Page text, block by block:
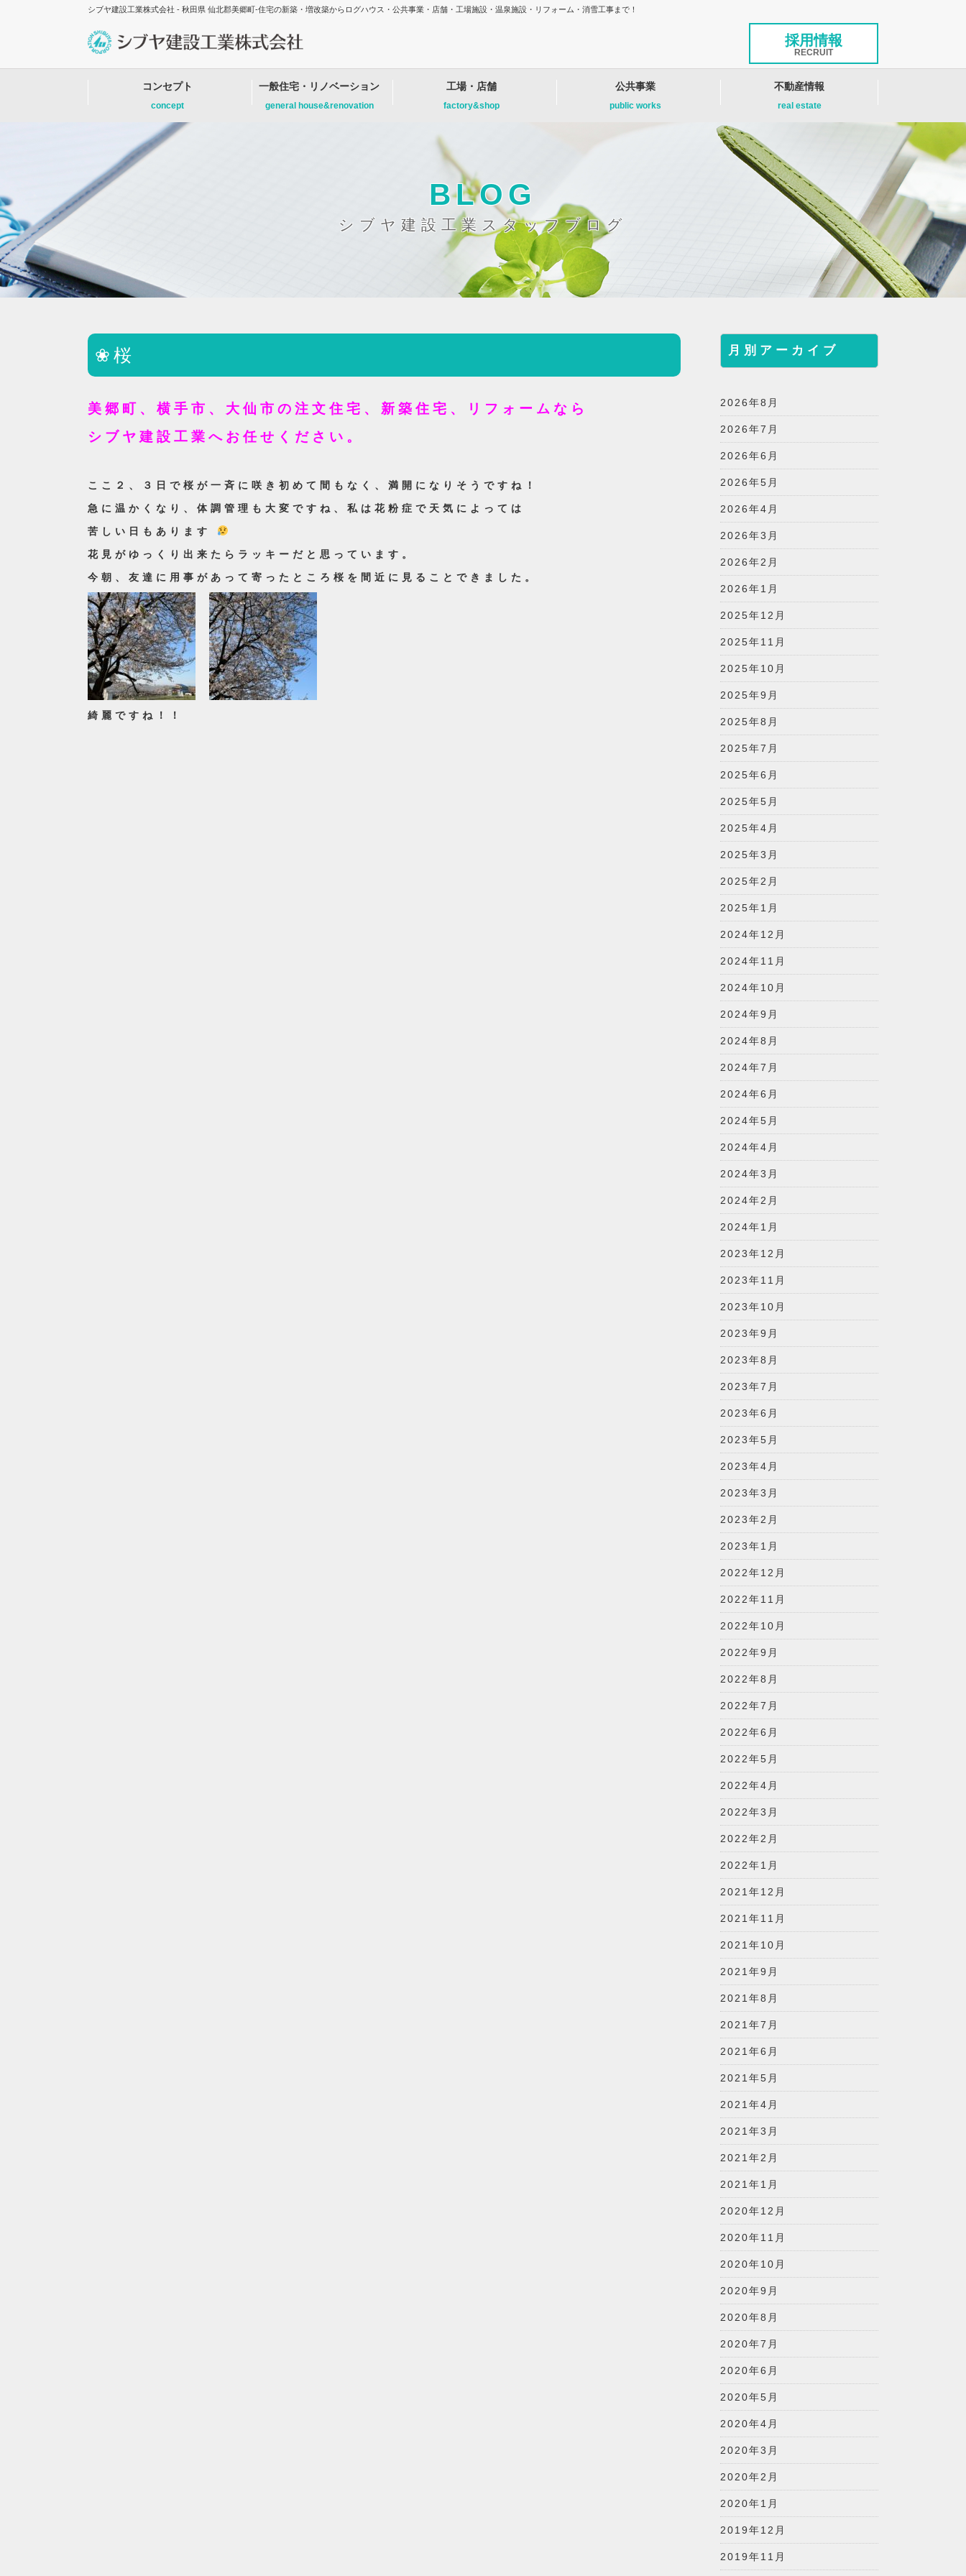
シブヤ建設工業株式会社 - 秋田県 仙北郡美郷町-住宅の新築・増改築からログハウス・公共事業・店舗・工場施設・温泉施設・リフォーム・消雪工事まで！
採用情報
RECRUIT
コンセプト
concept
一般住宅・リノベーション
general house&renovation
工場・店舗
factory&shop
公共事業
public works
不動産情報
real estate
BLOG
シブヤ建設工業スタッフブログ
❀桜
美郷町、横手市、大仙市の注文住宅、新築住宅、リフォームなら
シブヤ建設工業へお任せください。
ここ２、３日で桜が一斉に咲き初めて間もなく、満開になりそうですね！
急に温かくなり、体調管理も大変ですね、私は花粉症で天気によっては
苦しい日もあります
花見がゆっくり出来たらラッキーだと思っています。
今朝、友達に用事があって寄ったところ桜を間近に見ることできました。
綺麗ですね！！
月別アーカイブ
2026年8月
2026年7月
2026年6月
2026年5月
2026年4月
2026年3月
2026年2月
2026年1月
2025年12月
2025年11月
2025年10月
2025年9月
2025年8月
2025年7月
2025年6月
2025年5月
2025年4月
2025年3月
2025年2月
2025年1月
2024年12月
2024年11月
2024年10月
2024年9月
2024年8月
2024年7月
2024年6月
2024年5月
2024年4月
2024年3月
2024年2月
2024年1月
2023年12月
2023年11月
2023年10月
2023年9月
2023年8月
2023年7月
2023年6月
2023年5月
2023年4月
2023年3月
2023年2月
2023年1月
2022年12月
2022年11月
2022年10月
2022年9月
2022年8月
2022年7月
2022年6月
2022年5月
2022年4月
2022年3月
2022年2月
2022年1月
2021年12月
2021年11月
2021年10月
2021年9月
2021年8月
2021年7月
2021年6月
2021年5月
2021年4月
2021年3月
2021年2月
2021年1月
2020年12月
2020年11月
2020年10月
2020年9月
2020年8月
2020年7月
2020年6月
2020年5月
2020年4月
2020年3月
2020年2月
2020年1月
2019年12月
2019年11月